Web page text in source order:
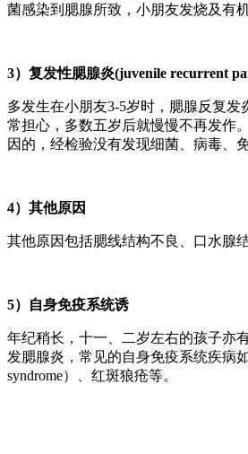
菌感染到腮腺所致，小朋友发烧及有
3）复发性腮腺炎(juvenile recurrent
多发生在小朋友3-5岁时，腮腺反复发
常担心，多数五岁后就慢慢不再发作
因的，经检验没有发现细菌、病毒、
4）其他原因
其他原因包括腮线结构不良、口水腺
5）自身免疫系统诱
年纪稍长，十一、二岁左右的孩子亦
发腮腺炎，常见的自身免疫系统疾病
syndrome）、红斑狼疮等。